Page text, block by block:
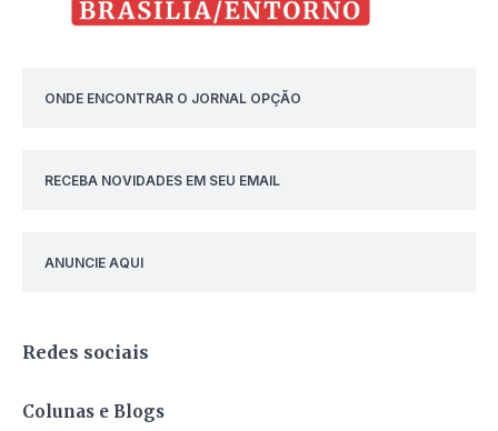
ONDE ENCONTRAR O JORNAL OPÇÃO
RECEBA NOVIDADES EM SEU EMAIL
ANUNCIE AQUI
Redes sociais
Colunas e Blogs